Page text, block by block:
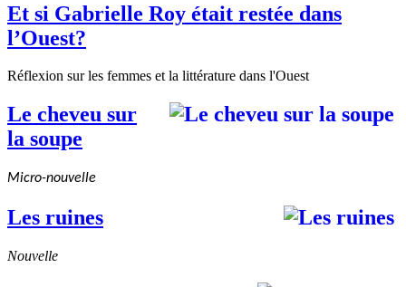
Et si Gabrielle Roy était restée dans
l’Ouest?
Réflexion sur les femmes et la littérature dans l'Ouest
Le cheveu sur
la soupe
Micro-nouvelle
Les ruines
Nouvelle